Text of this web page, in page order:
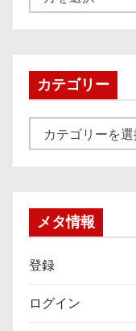
ー
ブカテゴリー
テ
メタ情報
登録
ログイン